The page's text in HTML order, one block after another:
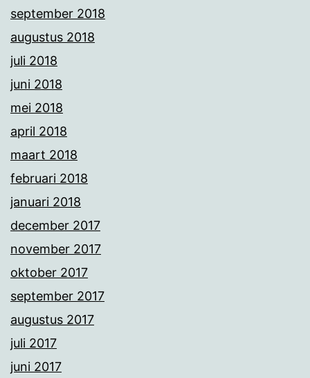
september 2018
augustus 2018
juli 2018
juni 2018
mei 2018
april 2018
maart 2018
februari 2018
januari 2018
december 2017
november 2017
oktober 2017
september 2017
augustus 2017
juli 2017
juni 2017